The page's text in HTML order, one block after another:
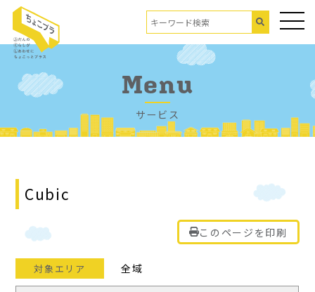
Menu
サービス
Cubic
このページを印刷
対象エリア 全域